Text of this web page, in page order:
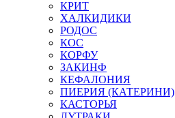
КРИТ
ХАЛКИДИКИ
РОДОС
КОС
КОРФУ
ЗАКИНФ
КЕФАЛОНИЯ
ПИЕРИЯ (КАТЕРИНИ)
КАСТОРЬЯ